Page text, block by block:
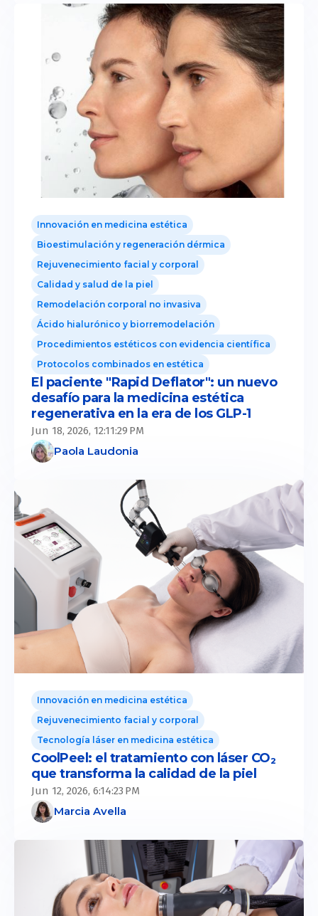
Innovación en medicina estética
Bioestimulación y regeneración dérmica
Rejuvenecimiento facial y corporal
Calidad y salud de la piel
Remodelación corporal no invasiva
Ácido hialurónico y biorremodelación
Procedimientos estéticos con evidencia científica
Protocolos combinados en estética
El paciente "Rapid Deflator": un nuevo
desafío para la medicina estética
regenerativa en la era de los GLP-1
Jun 18, 2026, 12:11:29 PM
Paola Laudonia
Innovación en medicina estética
Rejuvenecimiento facial y corporal
Tecnología láser en medicina estética
CoolPeel: el tratamiento con láser CO₂
que transforma la calidad de la piel
Jun 12, 2026, 6:14:23 PM
Marcia Avella